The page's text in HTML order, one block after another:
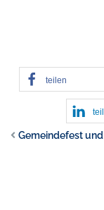
teilen
Gemeindefest